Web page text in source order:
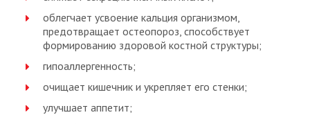
облегчает усвоение кальция организмом,
предотвращает остеопороз, способствует
формированию здоровой костной структуры;
гипоаллергенность;
очищает кишечник и укрепляет его стенки;
улучшает аппетит;